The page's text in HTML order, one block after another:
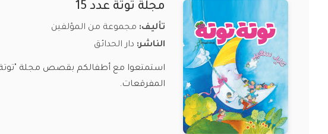
مجلة توتة عدد 15
تأليف: مجموعة من المؤلفين
الناشر: دار الحدائق
المفرقعات.